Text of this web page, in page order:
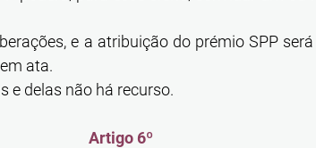
e a atribuição do prémio SPP
ata.
e delas não há recurso.
Artigo 6º